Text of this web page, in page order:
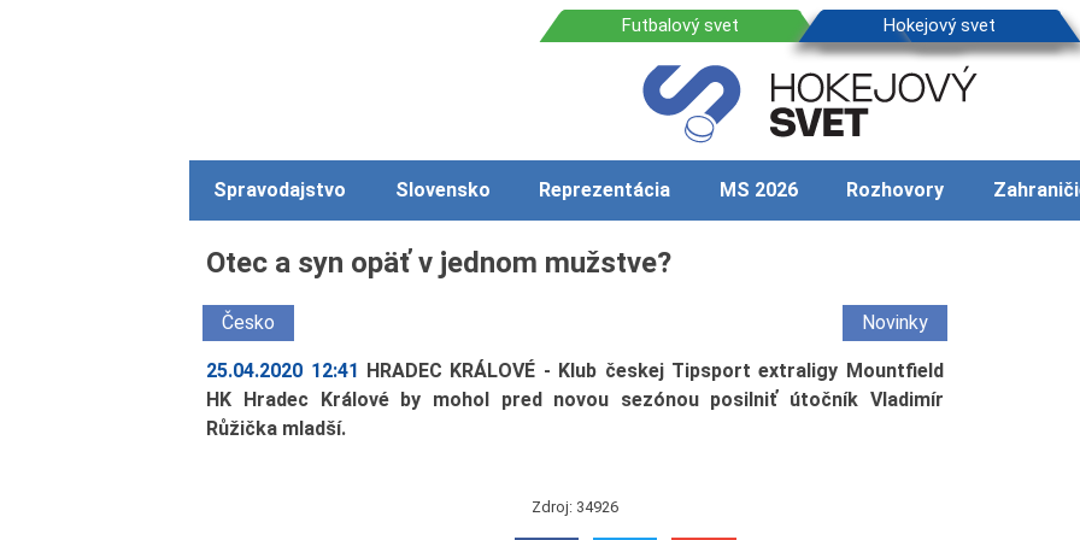
Spravodajstvo Slovensko Reprezentácia MS 2026 Rozhovory
Otec a syn opäť v jednom mužstve?
Česko Novinky
25.04.2020 12:41 HRADEC KRÁLOVÉ - Klub českej Tipsport extraligy Mountfield
HK Hradec Králové by mohol pred novou sezónou posilniť útočník Vladimír
Růžička mladší.
Zdroj: 34926